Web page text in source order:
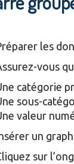
les
vous
catégorie
sous-
valeur
un
sur